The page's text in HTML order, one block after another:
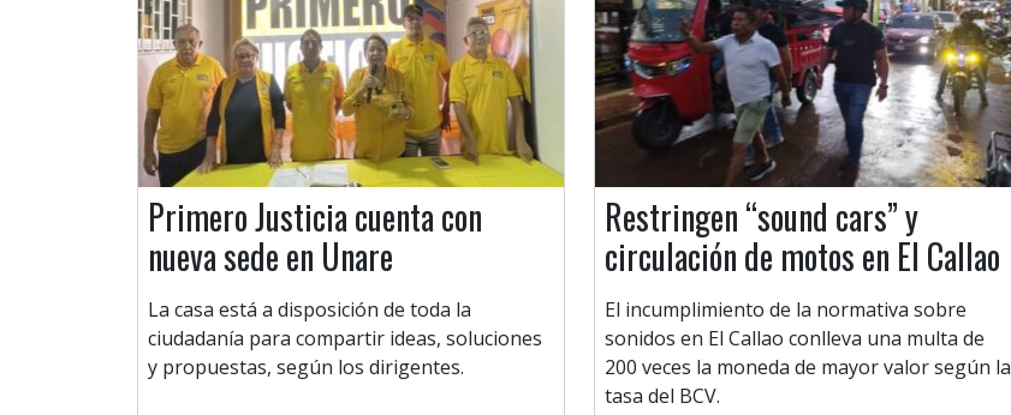
Primero Justicia cuenta con
nueva sede en Unare
La casa está a disposición de toda la
ciudadanía para compartir ideas, soluciones
y propuestas, según los dirigentes.
Restringen “sound cars” y
circulación de motos en El Callao
El incumplimiento de la normativa sobre
sonidos en El Callao conlleva una multa de
200 veces la moneda de mayor valor según la
tasa del BCV.